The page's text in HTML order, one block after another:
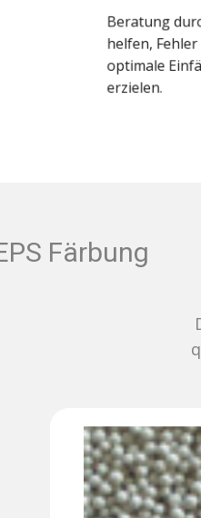
Beratung
helfen,
optimale
erzielen.
EPS
Die richtige
Dosierung sind
qualitativ